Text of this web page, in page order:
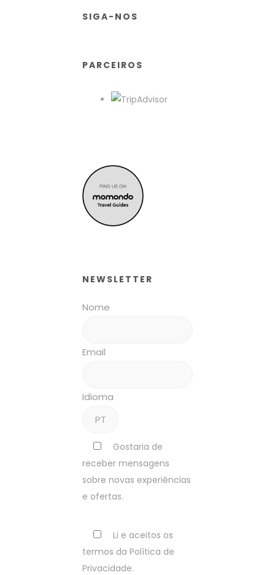
SIGA-NOS
PARCEIROS
NEWSLETTER
Nome
Email
Idioma
Gostaria de
receber mensagens
sobre novas experiências
e ofertas.
Li e aceitos os
termos da Política de
Privacidade.